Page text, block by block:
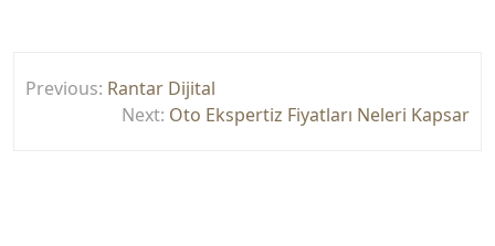
gezinmesi
Previous: Rantar Dijital
Next: Oto Ekspertiz Fiyatları Neleri Kapsar